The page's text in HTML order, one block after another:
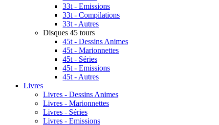
33t - Emissions
33t - Compilations
33t - Autres
Disques 45 tours
45t - Dessins Animes
45t - Marionnettes
45t - Séries
45t - Emissions
45t - Autres
Livres
Livres - Dessins Animes
Livres - Marionnettes
Livres - Séries
Livres - Emissions